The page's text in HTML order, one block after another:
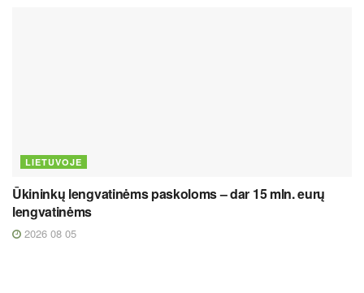
LIETUVOJE
Ūkininkų lengvatinėms paskoloms – dar 15 mln. eurų
lengvatinėms
2026 08 05